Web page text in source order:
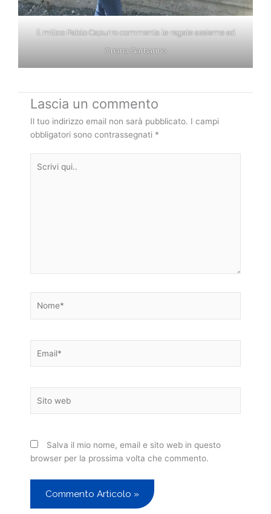
il mitico Pablo Capurro commenta le regate assieme ad
Oriana Garbarino
Lascia un commento
Il tuo indirizzo email non sarà pubblicato. I campi
obbligatori sono contrassegnati *
qui..
web
Salva il mio nome, email e sito web in questo
browser per la prossima volta che commento.